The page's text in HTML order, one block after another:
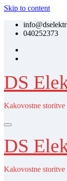
Skip to content
040252373
DS
Kakovostne
DS
Kakovostne